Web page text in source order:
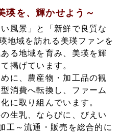
を、輝かせよう～
風景」と「新鮮で良質な
地域を訪れる美瑛ファンを
る地域を育み、美瑛を輝
掲げています。
に、農産物・加工品の観
消費へ転換し、ファーム
に取り組んでいます。
生乳、ならびに、びえい
工～流通・販売を総合的に